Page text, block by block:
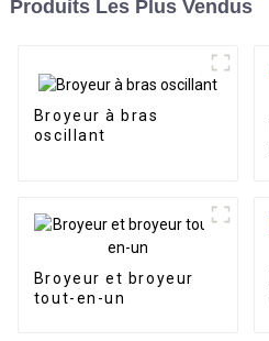
Produits Les Plus Vendus
Broyeur à bras
oscillant
Broyeur et broyeur
tout-en-un